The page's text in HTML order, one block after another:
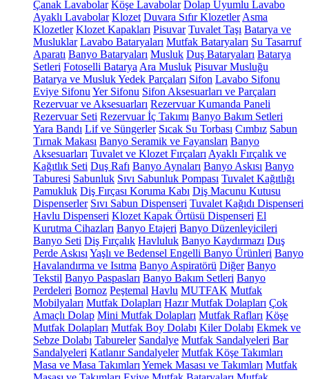
Çanak Lavabolar Köşe Lavabolar Dolap Uyumlu Lavabo
Ayaklı Lavabolar Klozet Duvara Sıfır Klozetler Asma
Klozetler Klozet Kapakları Pisuvar Tuvalet Taşı Batarya ve
Musluklar Lavabo Bataryaları Mutfak Bataryaları Su Tasarruf
Aparatı Banyo Bataryaları Musluk Duş Bataryaları Batarya
Setleri Fotoselli Batarya Ara Musluk Pisuvar Musluğu
Batarya ve Musluk Yedek Parçaları Sifon Lavabo Sifonu
Eviye Sifonu Yer Sifonu Sifon Aksesuarları ve Parçaları
Rezervuar ve Aksesuarları Rezervuar Kumanda Paneli
Rezervuar Seti Rezervuar İç Takımı Banyo Bakım Setleri
Yara Bandı Lif ve Süngerler Sıcak Su Torbası Cımbız Sabun
Tırnak Makası Banyo Seramik ve Fayansları Banyo
Aksesuarları Tuvalet ve Klozet Fırçaları Ayaklı Fırçalık ve
Kağıtlık Seti Duş Rafı Banyo Aynaları Banyo Askısı Banyo
Taburesi Sabunluk Sıvı Sabunluk Pompası Tuvalet Kağıtlığı
Pamukluk Diş Fırçası Koruma Kabı Diş Macunu Kutusu
Dispenserler Sıvı Sabun Dispenseri Tuvalet Kağıdı Dispenseri
Havlu Dispenseri Klozet Kapak Örtüsü Dispenseri El
Kurutma Cihazları Banyo Etajeri Banyo Düzenleyicileri
Banyo Seti Diş Fırçalık Havluluk Banyo Kaydırmazı Duş
Perde Askısı Yaşlı ve Bedensel Engelli Banyo Ürünleri Banyo
Havalandırma ve Isıtma Banyo Aspiratörü Diğer Banyo
Tekstil Banyo Paspasları Banyo Bakım Setleri Banyo
Perdeleri Bornoz Peştemal Havlu MUTFAK Mutfak
Mobilyaları Mutfak Dolapları Hazır Mutfak Dolapları Çok
Amaçlı Dolap Mini Mutfak Dolapları Mutfak Rafları Köşe
Mutfak Dolapları Mutfak Boy Dolabı Kiler Dolabı Ekmek ve
Sebze Dolabı Tabureler Sandalye Mutfak Sandalyeleri Bar
Sandalyeleri Katlanır Sandalyeler Mutfak Köşe Takımları
Masa ve Masa Takımları Yemek Masası ve Takımları Mutfak